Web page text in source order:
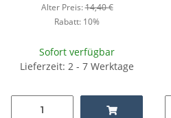
Alter Preis:14,40 €
Rabatt: 10%
Sofort verfügbar
Lieferzeit: 2 - 7 Werktage